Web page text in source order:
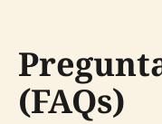
(FAQs)